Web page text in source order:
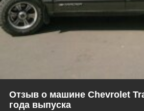
Отзыв о машине Chevrolet
года выпуска